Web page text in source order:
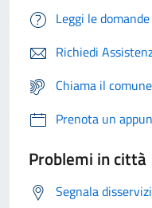
Leggi le
Richiedi
Chiama il
Prenota un
Problemi in città
Segnala